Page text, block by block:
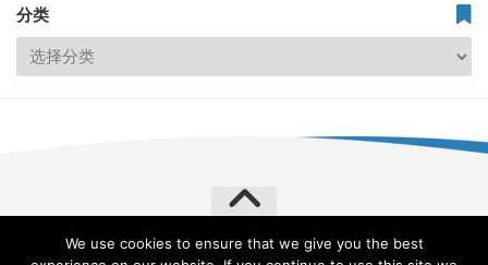
分类
飞常旅客 VERYLVKE © 2026. All Rights Reserved.
We use cookies to ensure that we give you the best